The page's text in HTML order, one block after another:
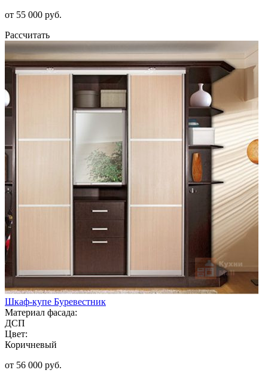
от 55 000 руб.
Рассчитать
Шкаф-купе Буревестник
Материал фасада:
ДСП
Цвет:
Коричневый
от 56 000 руб.